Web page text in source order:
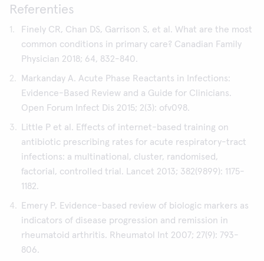
Referenties
Finely CR, Chan DS, Garrison S, et al. What are the most
common conditions in primary care? Canadian Family
Physician 2018; 64, 832-840.
Markanday A. Acute Phase Reactants in Infections:
Evidence-Based Review and a Guide for Clinicians.
Open Forum Infect Dis 2015; 2(3): ofv098.
Little P et al. Effects of internet-based training on
antibiotic prescribing rates for acute respiratory-tract
infections: a multinational, cluster, randomised,
factorial, controlled trial. Lancet 2013; 382(9899): 1175-
1182.
Emery P. Evidence-based review of biologic markers as
indicators of disease progression and remission in
rheumatoid arthritis. Rheumatol Int 2007; 27(9): 793-
806.